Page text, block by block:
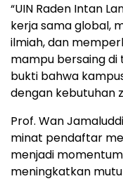
“UIN Raden Intan
kerja sama global,
ilmiah, dan
mampu bersaing di
bukti bahwa
dengan kebutuhan
Prof. Wan
minat pendaftar
menjadi
meningkatkan